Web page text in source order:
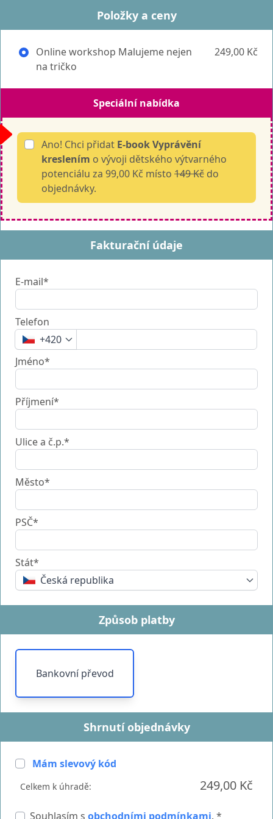
Položky a ceny
Online workshop Malujeme nejen
na tričko
249,00 Kč
Speciální nabídka
Ano! Chci přidat E-book Vyprávění
kreslením o vývoji dětského výtvarného
potenciálu za 99,00 Kč místo 149 Kč do
objednávky.
Fakturační údaje
E-mail*
Telefon
+420
Jméno*
Příjmení*
Ulice a č.p.*
Město*
PSČ*
Stát*
Česká republika
Způsob platby
Bankovní převod
Shrnutí objednávky
Mám slevový kód
Celkem k úhradě: 249,00 Kč
Souhlasím s obchodními podmínkami. *